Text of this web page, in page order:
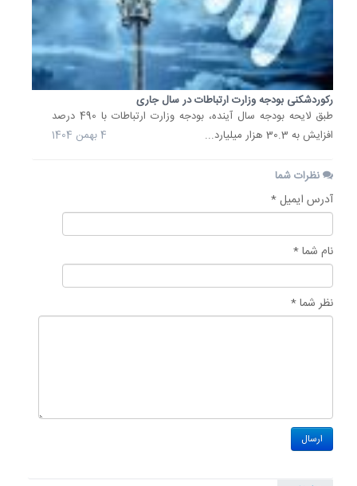
رکوردشکنی بودجه وزارت ارتباطات در سال جاری
طبق لایحه بودجه سال آینده، بودجه وزارت ارتباطات با 490 درصد
افزایش به 30.3 هزار میلیارد...
4 بهمن 1404
نظرات شما
آدرس ایمیل *
نام شما *
نظر شما *